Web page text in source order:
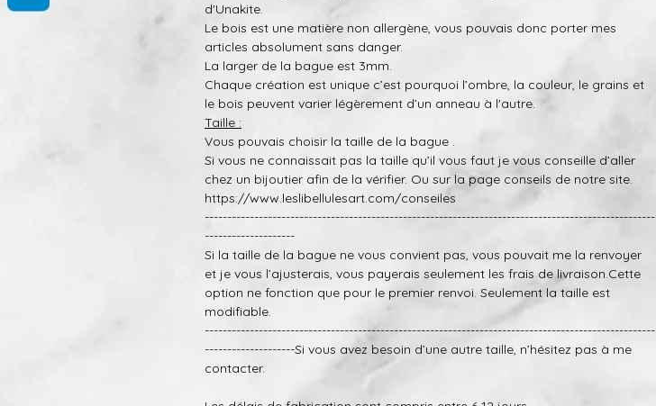
d'Unakite.
Le bois est une matière non allergène, vous pouvais donc porter mes
articles absolument sans danger.
La larger de la bague est 3mm.
Chaque création est unique c’est pourquoi l’ombre, la couleur, le grains et
le bois peuvent varier légèrement d’un anneau à l'autre.
Taille :
Vous pouvais choisir la taille de la bague .
Si vous ne connaissait pas la taille qu’il vous faut je vous conseille d’aller
chez un bijoutier afin de la vérifier. Ou sur la page conseils de notre site.
https://www.leslibellulesart.com/conseiles
----------------------------------------------------------------------------------------------------
--------------------
Si la taille de la bague ne vous convient pas, vous pouvait me la renvoyer
et je vous l’ajusterais, vous payerais seulement les frais de livraison.Cette
option ne fonction que pour le premier renvoi. Seulement la taille est
modifiable.
----------------------------------------------------------------------------------------------------
--------------------Si vous avez besoin d’une autre taille, n’hésitez pas à me
contacter.